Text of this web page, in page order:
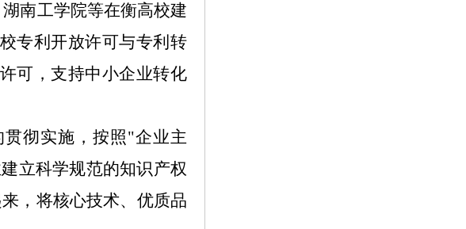
南工学院等在衡高校建
专利开放许可与专利转
可，支持中小企业转化
彻实施，按照"企业主
立科学规范的知识产权
，将核心技术、优质品